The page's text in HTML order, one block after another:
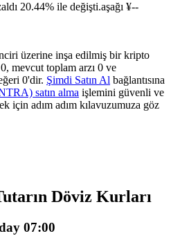
vadeli işlemler
20.44% ile değişti.aşağı ¥--
üzerine inşa edilmiş bir kripto
mevcut toplam arzı 0 ve
0'dir. Şimdi Satın Al bağlantısına
satın alma işlemini güvenli ve
için adım adım kılavuzumuza göz
Döviz Kurları
07:00